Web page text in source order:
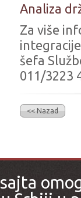
Analiza
Za više
šefa
011/3223
<< Nazad